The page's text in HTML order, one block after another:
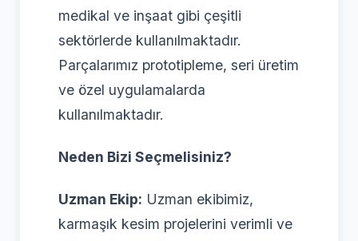
medikal ve inşaat gibi çeşitli
sektörlerde kullanılmaktadır.
Parçalarımız prototipleme, seri üretim
ve özel uygulamalarda
kullanılmaktadır.
Neden Bizi Seçmelisiniz?
Uzman Ekip: Uzman ekibimiz,
karmaşık kesim projelerini verimli ve